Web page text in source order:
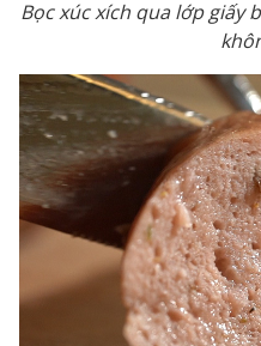
Bọc xúc xích qua lớp giấy